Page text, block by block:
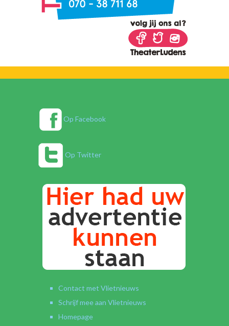
Op Facebook
Op Twitter
Contact met Vlietnieuws
Schrijf mee aan Vlietnieuws
Homepage